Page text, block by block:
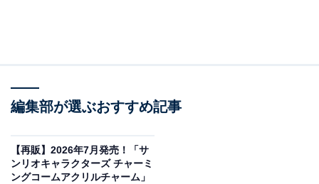
編集部が選ぶおすすめ記事
【再販】2026年7月発売！「サ
ンリオキャラクターズ チャーミ
ングコームアクリルチャーム」